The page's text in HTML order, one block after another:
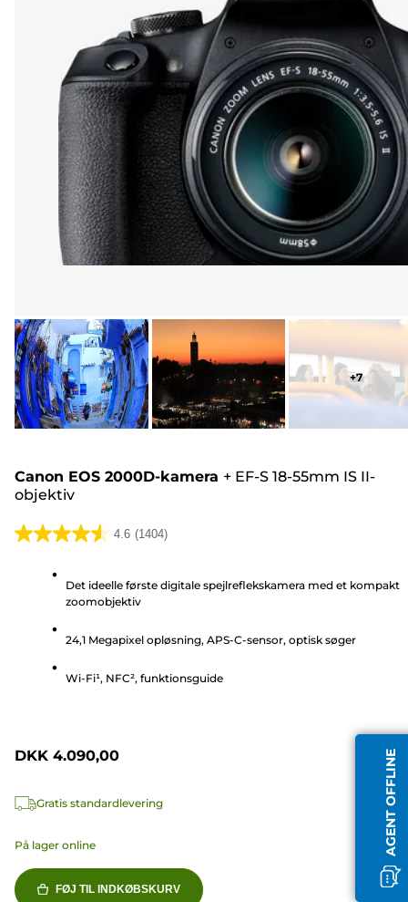
+7
Canon EOS 2000D-kamera + EF-S 18-55mm IS II-
objektiv
4.6 (1404)
4.6
stjerner.
anmeldelser
Det ideelle første digitale spejlreflekskamera med et kompakt
zoomobjektiv
24,1 Megapixel opløsning, APS-C-sensor, optisk søger
Wi-Fi¹, NFC², funktionsguide
DKK 4.090,00
Gratis standardlevering
På lager online
FØJ TIL INDKØBSKURV
AGENT OFFLINE